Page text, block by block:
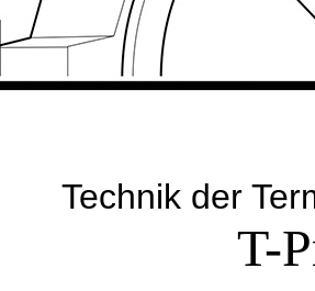
Technik der
T-